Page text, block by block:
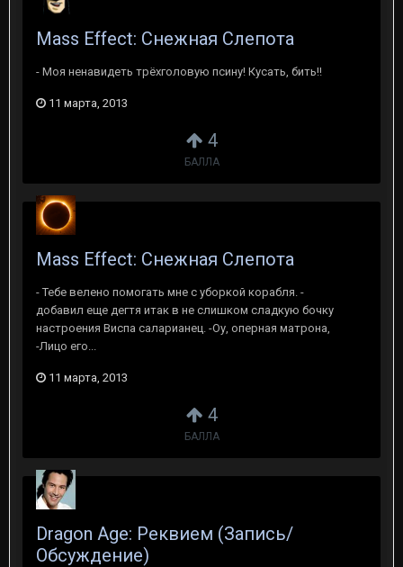
4
БАЛЛА
Mass Effect: Снежная Слепота
- Моя ненавидеть трёхголовую псину! Кусать, бить!!
11 марта, 2013
4
БАЛЛА
Mass Effect: Снежная Слепота
- Тебе велено помогать мне с уборкой корабля. -
добавил еще дегтя итак в не слишком сладкую бочку
настроения Виспа саларианец. -Оу, оперная матрона,
-Лицо его...
11 марта, 2013
Dragon Age: Реквием (Запись/
Обсуждение)